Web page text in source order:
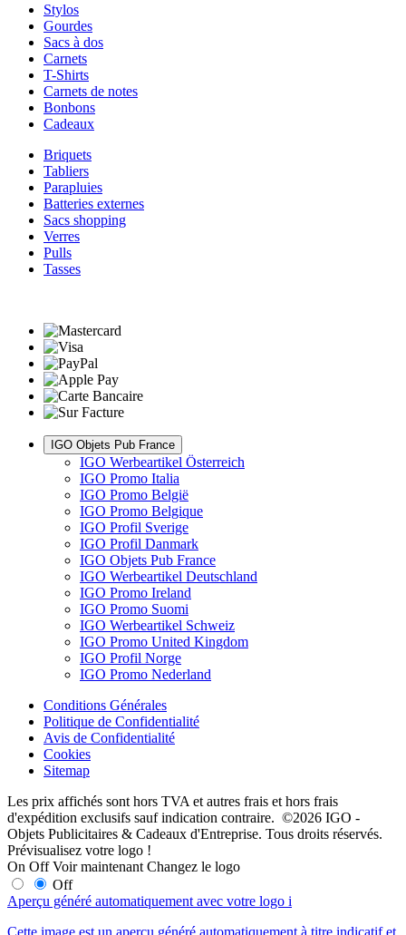
Stylos
Gourdes
Sacs à dos
Carnets
T-Shirts
Carnets de notes
Bonbons
Cadeaux
Briquets
Tabliers
Parapluies
Batteries externes
Sacs shopping
Verres
Pulls
Tasses
IGO Objets Pub France
IGO Werbeartikel Österreich
IGO Promo Italia
IGO Promo België
IGO Promo Belgique
IGO Profil Sverige
IGO Profil Danmark
IGO Objets Pub France
IGO Werbeartikel Deutschland
IGO Promo Ireland
IGO Promo Suomi
IGO Werbeartikel Schweiz
IGO Promo United Kingdom
IGO Profil Norge
IGO Promo Nederland
Conditions Générales
Politique de Confidentialité
Avis de Confidentialité
Cookies
Sitemap
Les prix affichés sont hors TVA et autres frais et hors frais
d'expédition exclusifs sauf indication contraire. ©2026 IGO -
Objets Publicitaires & Cadeaux d'Entreprise. Tous droits réservés.
Prévisualisez votre logo !
On Off Voir maintenant Changez le logo
Off
Aperçu généré automatiquement avec votre logo i
Cette image est un aperçu généré automatiquement à titre indicatif et